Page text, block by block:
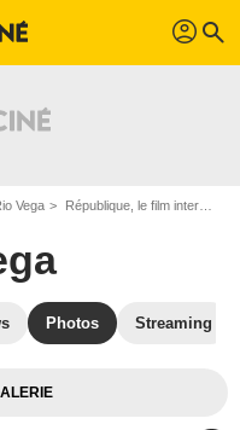
profil search
Vega République, le film interactif : Photo Rio Vega, Lyna Khoudri
Photos Streaming